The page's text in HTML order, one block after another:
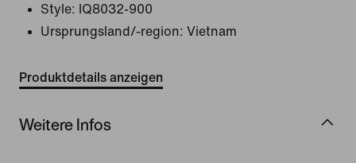
Style:
IQ8032-900
Ursprungsland/-region: Vietnam
Produktdetails anzeigen
Weitere Infos